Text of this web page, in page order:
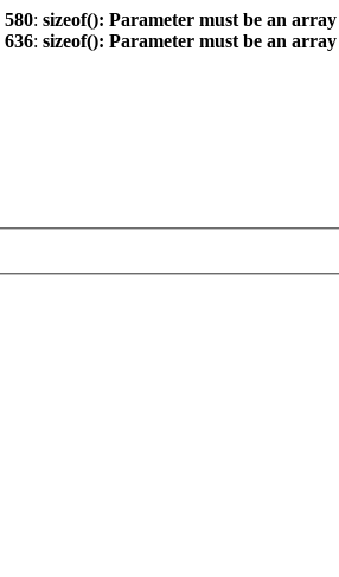
580: sizeof(): Parameter must be an
636: sizeof(): Parameter must be an